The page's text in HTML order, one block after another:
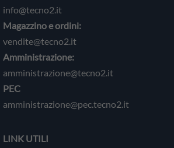
info@tecno2.it
Magazzino e ordini:
vendite@tecno2.it
Amministrazione:
amministrazione@tecno2.it
PEC
amministrazione@pec.tecno2.it
LINK UTILI